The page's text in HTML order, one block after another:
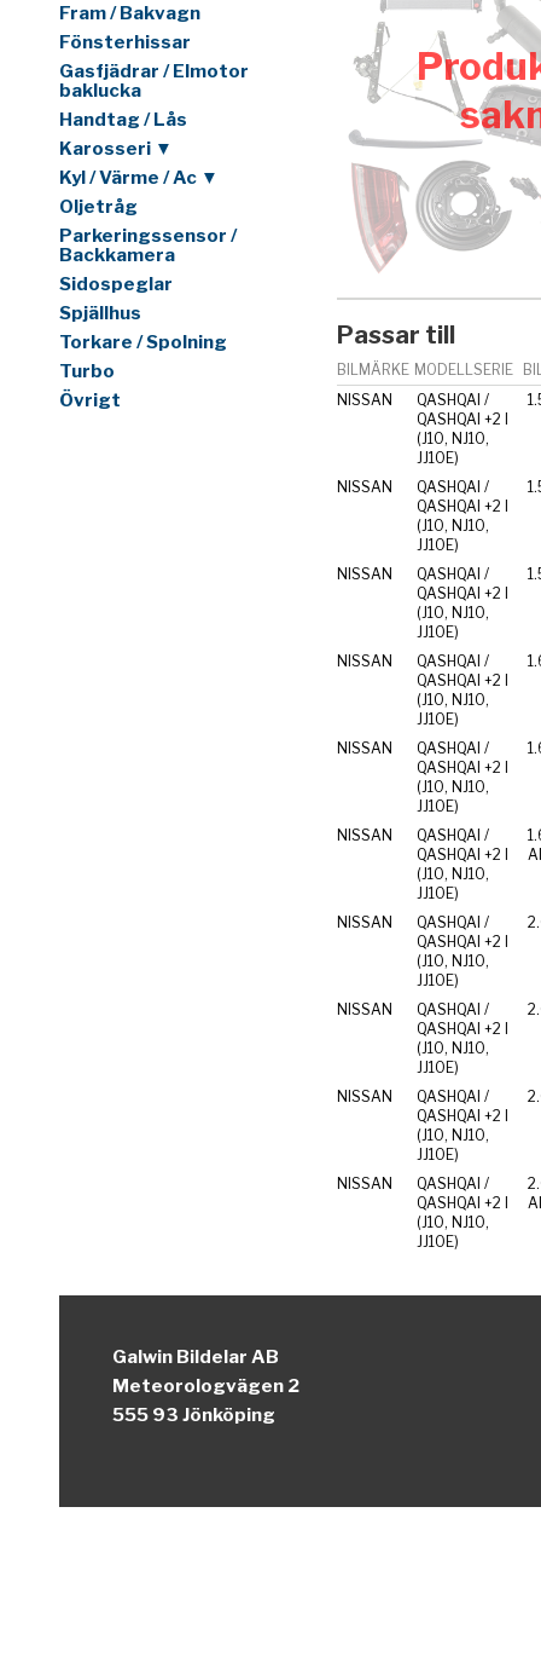
Fram / Bakvagn
Fönsterhissar
Gasfjädrar / Elmotor
baklucka
Handtag / Lås
Karosseri ▼
Kyl / Värme / Ac ▼
Oljetråg
Parkeringssensor /
Backkamera
Sidospeglar
Spjällhus
Torkare / Spolning
Turbo
Övrigt
Passar till
BILMÄRKE MODELLSERIE
NISSAN
QASHQAI /
QASHQAI +2 I
(J10, NJ10,
JJ10E)
NISSAN
QASHQAI /
QASHQAI +2 I
(J10, NJ10,
JJ10E)
NISSAN
QASHQAI /
QASHQAI +2 I
(J10, NJ10,
JJ10E)
NISSAN
QASHQAI /
QASHQAI +2 I
(J10, NJ10,
JJ10E)
NISSAN
QASHQAI /
QASHQAI +2 I
(J10, NJ10,
JJ10E)
NISSAN
QASHQAI /
QASHQAI +2 I
(J10, NJ10,
JJ10E)
NISSAN
QASHQAI /
QASHQAI +2 I
(J10, NJ10,
JJ10E)
NISSAN
QASHQAI /
QASHQAI +2 I
(J10, NJ10,
JJ10E)
NISSAN
QASHQAI /
QASHQAI +2 I
(J10, NJ10,
JJ10E)
NISSAN
QASHQAI /
QASHQAI +2 I
(J10, NJ10,
JJ10E)
Galwin Bildelar AB
Meteorologvägen 2
555 93 Jönköping